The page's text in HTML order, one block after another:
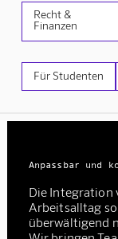
Recht &
Finanzen
Für Studenten
Anpassbar und
Die Integration
Arbeitsalltag
überwältigend